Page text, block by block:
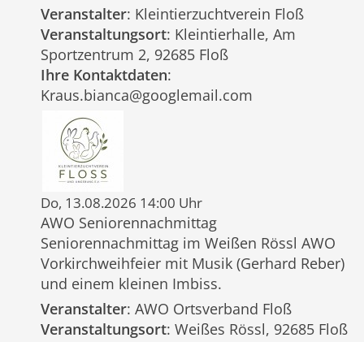
Veranstalter: Kleintierzuchtverein Floß
Veranstaltungsort: Kleintierhalle, Am
Sportzentrum 2, 92685 Floß
Ihre Kontaktdaten:
Kraus.bianca@googlemail.com
Do, 13.08.2026 14:00 Uhr
AWO Seniorennachmittag
Seniorennachmittag im Weißen Rössl AWO
Vorkirchweihfeier mit Musik (Gerhard Reber)
und einem kleinen Imbiss.
Veranstalter: AWO Ortsverband Floß
Veranstaltungsort: Weißes Rössl, 92685 Floß